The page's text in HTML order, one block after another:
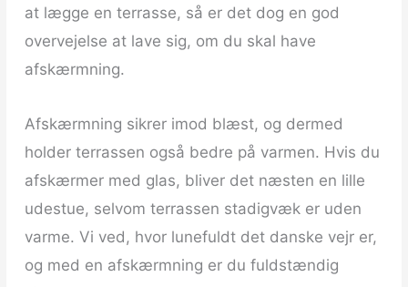
at lægge en terrasse, så er det dog en god
overvejelse at lave sig, om du skal have
afskærmning.
Afskærmning sikrer imod blæst, og dermed
holder terrassen også bedre på varmen. Hvis du
afskærmer med glas, bliver det næsten en lille
udestue, selvom terrassen stadigvæk er uden
varme. Vi ved, hvor lunefuldt det danske vejr er,
og med en afskærmning er du fuldstændig